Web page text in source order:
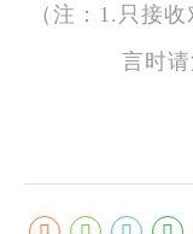
（注：1.只接
言时请